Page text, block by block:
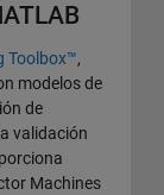
Toolbox™,
modelos de
de
validación
Machines